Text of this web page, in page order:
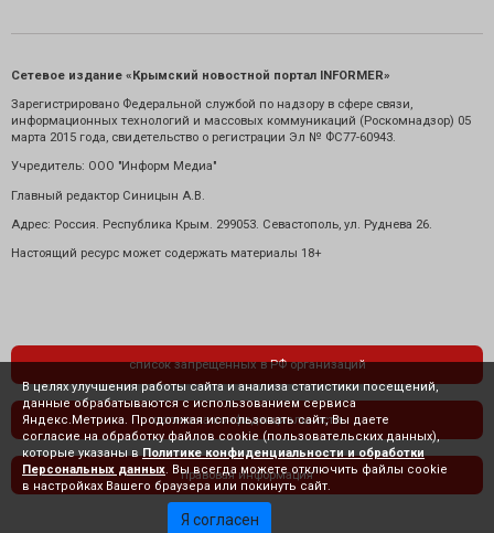
Сетевое издание «Крымский новостной портал INFORMER»
Зарегистрировано Федеральной службой по надзору в сфере связи,
информационных технологий и массовых коммуникаций (Роскомнадзор) 05
марта 2015 года, свидетельство о регистрации Эл № ФС77-60943.
Учредитель: ООО "Информ Медиа"
Главный редактор Синицын А.В.
Адрес: Россия. Республика Крым. 299053. Севастополь, ул. Руднева 26.
Настоящий ресурс может содержать материалы 18+
список запрещенных в РФ организаций
политика конфиденциальности
правовая информация
В целях улучшения работы сайта и анализа статистики посещений,
данные обрабатываются с использованием сервиса
Яндекс.Метрика. Продолжая использовать сайт, Вы даете
согласие на обработку файлов cookie (пользовательских данных),
которые указаны в Политике конфиденциальности и обработки
Персональных данных . Вы всегда можете отключить файлы cookie
в настройках Вашего браузера или покинуть сайт.
Я согласен